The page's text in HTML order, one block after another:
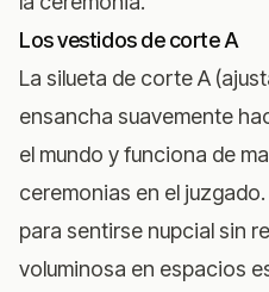
Los vestidos de corte A
La silueta de corte A
ensancha suavemente
el mundo y funciona de
ceremonias en el
para sentirse nupcial sin
voluminosa en espacios